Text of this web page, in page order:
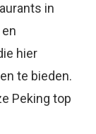
in
en
hier
te bieden.
Peking top